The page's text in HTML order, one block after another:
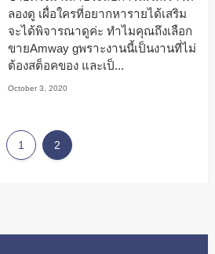
ลองดู เผื่อใครที่อยากหารายได้เสริม
จะได้พิจารณาดูค่ะ ทำไมคุณถึงเลือก
ขายAmway gพราะงานนี้เป็นงานที่ไม่
ต้องสต็อคของ และเป็...
October 3, 2020
1 2